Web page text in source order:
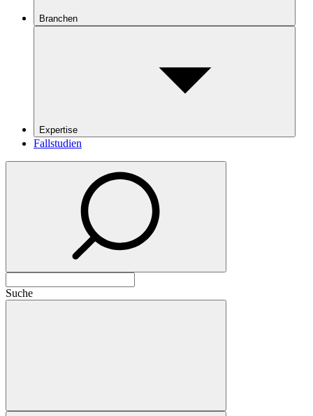
Branchen
Expertise
Fallstudien
Suche